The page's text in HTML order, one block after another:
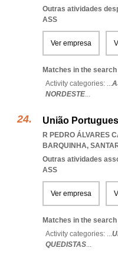
Outras atividades
ASS
Ver empresa
Matches in the
Activity categories: ...
NORDESTE...
União
R PEDRO ÁLVARES
BARQUINHA,
Outras atividades
ASS
Ver empresa
Matches in the
Activity categories: ...
QUEDISTAS...